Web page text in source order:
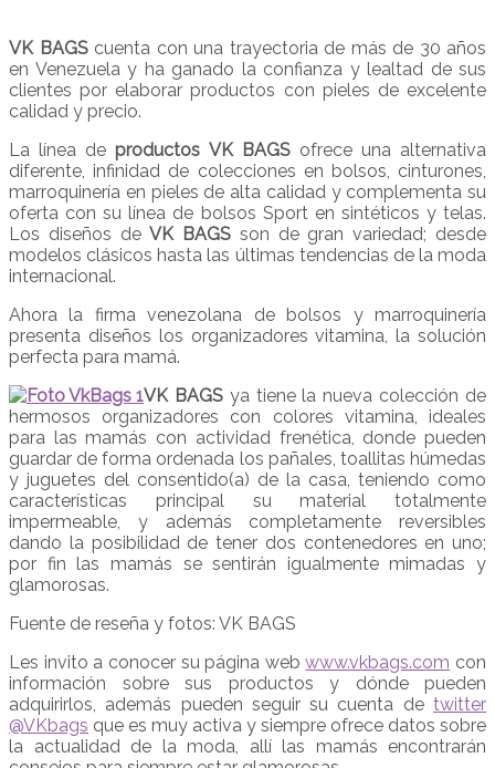
VK BAGScuenta con una trayectoria de más de 30 años
en Venezuela y ha ganado la confianza y lealtad de sus
clientes por elaborar productos con pieles de excelente
calidad y precio.
La línea de productos VK BAGSofrece una alternativa
diferente, infinidad de colecciones en bolsos, cinturones,
marroquinería en pieles de alta calidad y complementa su
oferta con su línea de bolsos Sport en sintéticos y telas.
Los diseños deVK BAGS son de gran variedad; desde
modelos clásicos hasta las últimas tendencias de la moda
internacional.
Ahora la firma venezolana de bolsos y marroquinería
presenta diseños los organizadores vitamina, la solución
perfecta para mamá.
VK BAGSya tiene la nueva colección de
hermosos organizadores con colores vitamina, ideales
para las mamás con actividad frenética, donde pueden
guardar de forma ordenada los pañales, toallitas húmedas
y juguetes del consentido(a) de la casa, teniendo como
características principal su material totalmente
impermeable, y además completamente reversibles
dando la posibilidad de tener dos contenedores en uno;
por fin las mamás se sentirán igualmente mimadas y
glamorosas.
Fuente de reseña y fotos: VK BAGS
Les invito a conocer su página webwww.vkbags.com con
información sobre sus productos y dónde pueden
adquirirlos, además pueden seguir su cuenta de twitter
@VKbags que es muy activa y siempre ofrece datos sobre
la actualidad de la moda, allí las mamás encontrarán